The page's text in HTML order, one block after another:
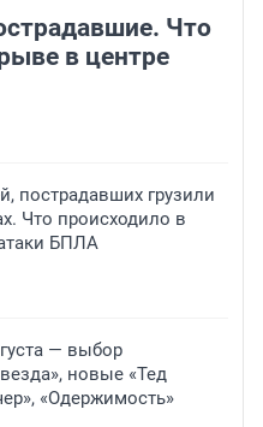
Что
в центре
пострадавших грузили
Что происходило в
БПЛА
— выбор
новые «Тед
«Одержимость»